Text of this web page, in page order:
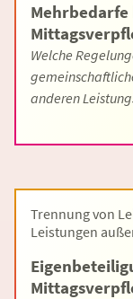
Welche
anderen
Trennung von
Leistungen